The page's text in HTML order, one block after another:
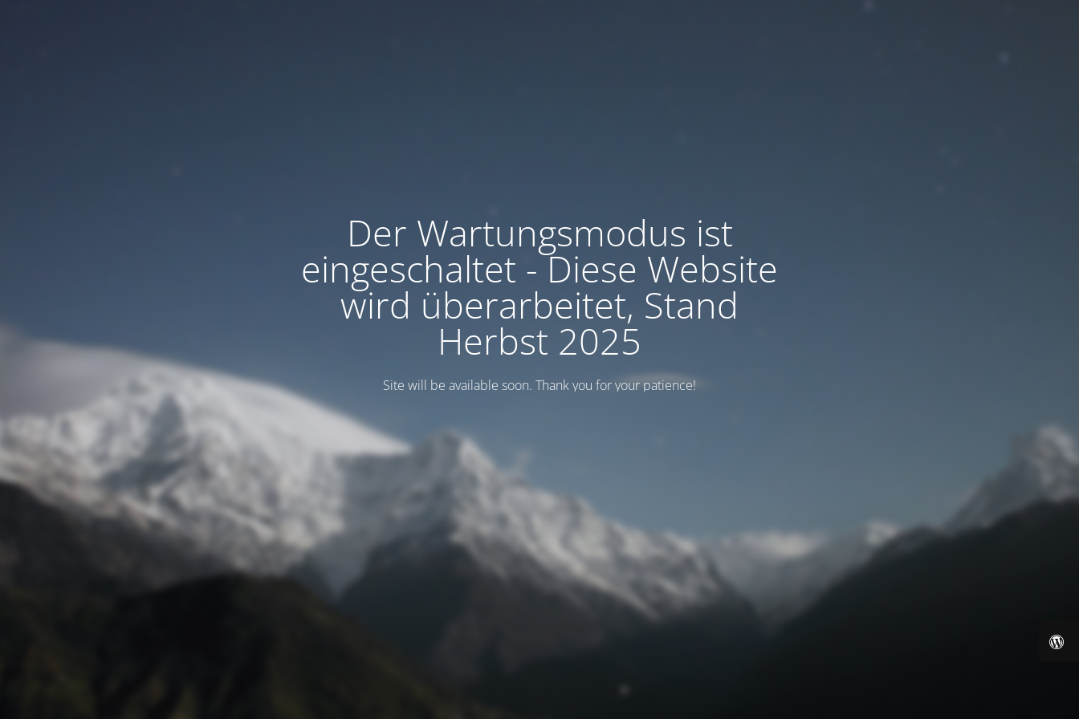
Der Wartungsmodus ist
eingeschaltet - Diese Website
wird überarbeitet, Stand
Herbst 2025
Site will be available soon. Thank you for your patience!